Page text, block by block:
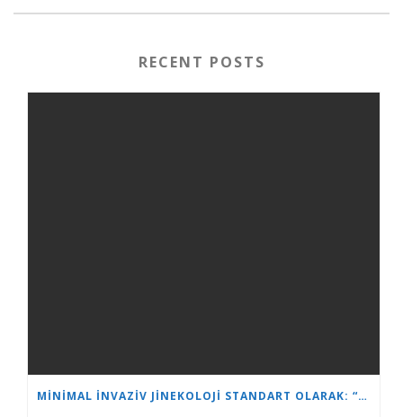
RECENT POSTS
MINIMAL İNVAZIV JINEKOLOJI STANDART OLARAK: “KALP VE BEYIN”DE YENI NESIL UZMANLAR EĞITILIYOR